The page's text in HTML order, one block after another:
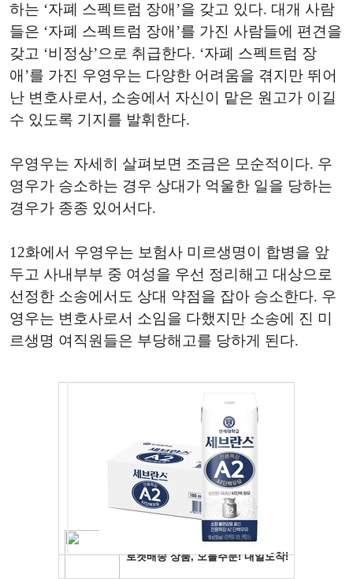
하는 ‘자폐 스펙트럼 장애’을 갖고 있다. 대개 사람
들은 ‘자폐 스펙트럼 장애’를 가진 사람들에 편견을
갖고 ‘비정상’으로 취급한다. ‘자폐 스펙트럼 장
애’를 가진 우영우는 다양한 어려움을 겪지만 뛰어
난 변호사로서, 소송에서 자신이 맡은 원고가 이길
수 있도록 기지를 발휘한다.
우영우는 자세히 살펴보면 조금은 모순적이다. 우
영우가 승소하는 경우 상대가 억울한 일을 당하는
경우가 종종 있어서다.
12화에서 우영우는 보험사 미르생명이 합병을 앞
두고 사내부부 중 여성을 우선 정리해고 대상으로
선정한 소송에서도 상대 약점을 잡아 승소한다. 우
영우는 변호사로서 소임을 다했지만 소송에 진 미
르생명 여직원들은 부당해고를 당하게 된다.